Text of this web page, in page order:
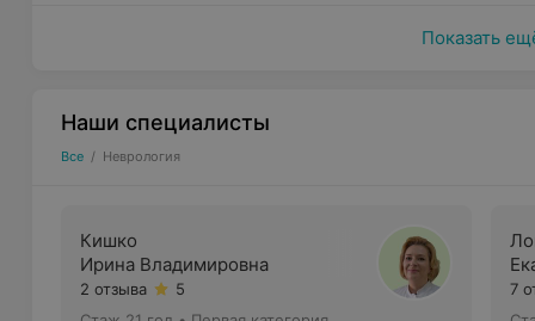
нарушение памяти в определенных моментах;
слабость;
головокружение, которое сопровождается рвотой
потеря чувствительности в конечностях;
Показать
Наши специалисты
Все / Неврология
Кишко
Ирина Владимировна
2 отзыва
5
7